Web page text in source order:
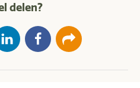
delen?
LinkedInFacebook E-